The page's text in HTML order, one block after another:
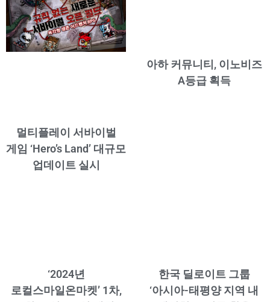
멀티플레이 서바이벌
게임 ‘Hero’s Land’ 대규모
업데이트 실시
아하 커뮤니티, 이노비즈
A등급 획득
‘2024년
로컬스마일온마켓’ 1차,
한국 딜로이트 그룹
‘아시아-태평양 지역 내